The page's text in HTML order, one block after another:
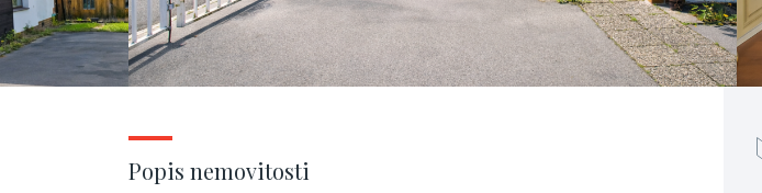
Popis nemovitosti